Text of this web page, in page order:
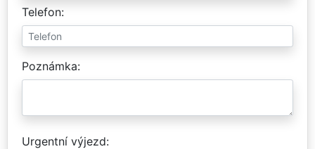
Telefon
Poznámka
Urgentní výjezd